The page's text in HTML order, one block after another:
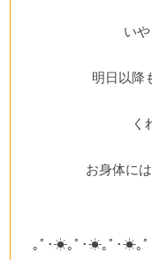
い
明日以降
く
お身体に
｡ﾟ･☀｡ﾟ･☀｡ﾟ･☀｡